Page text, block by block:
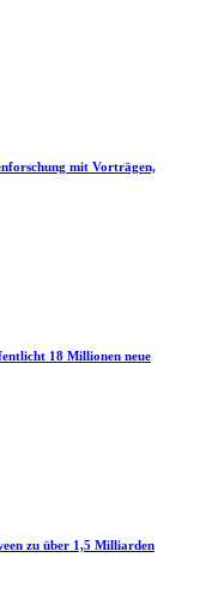
mit Vorträgen,
18 Millionen neue
zu über 1,5 Milliarden